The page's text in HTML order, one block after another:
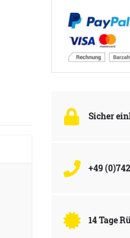
Sicher
+49
14 Tage